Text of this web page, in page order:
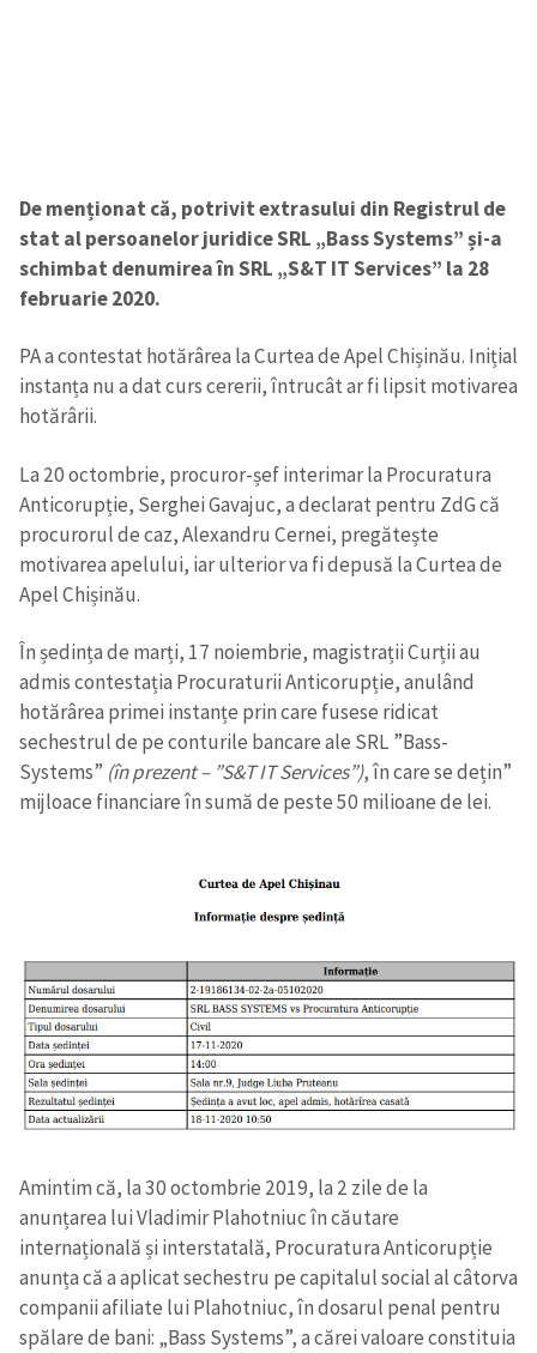
in English
на русском
De menționat că, potrivit extrasului din Registrul de
stat al persoanelor juridice SRL „Bass Systems” și-a
schimbat denumirea în SRL „S&T IT Services” la 28
februarie 2020.
PA a contestat hotărârea la Curtea de Apel Chișinău. Inițial
instanța nu a dat curs cererii, întrucât ar fi lipsit motivarea
hotărârii.
La 20 octombrie, procuror-șef interimar la Procuratura
Anticorupție, Serghei Gavajuc, a declarat pentru ZdG că
procurorul de caz, Alexandru Cernei, pregătește
motivarea apelului, iar ulterior va fi depusă la Curtea de
Apel Chișinău.
În ședința de marți, 17 noiembrie, magistrații Curții au
admis contestația Procuraturii Anticorupție, anulând
hotărârea primei instanțe prin care fusese ridicat
sechestrul de pe conturile bancare ale SRL ”Bass-
Systems” (în prezent – ”S&T IT Services”), în care se dețin”
mijloace financiare în sumă de peste 50 milioane de lei.
Amintim că, la 30 octombrie 2019, la 2 zile de la
anunțarea lui Vladimir Plahotniuc în căutare
internațională și interstatală, Procuratura Anticorupție
anunța că a aplicat sechestru pe capitalul social al câtorva
companii afiliate lui Plahotniuc, în dosarul penal pentru
spălare de bani: „Bass Systems”, a cărei valoare constituia